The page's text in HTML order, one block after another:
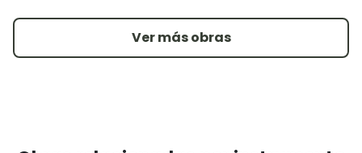
Ver más obras